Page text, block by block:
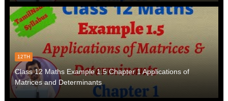
12TH
Class 12 Maths Example 1.5 Chapter 1 Applications of
Matrices and Determinants